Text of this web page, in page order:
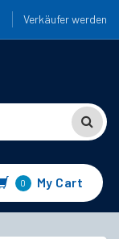
Verkäufer werden
0 My Cart